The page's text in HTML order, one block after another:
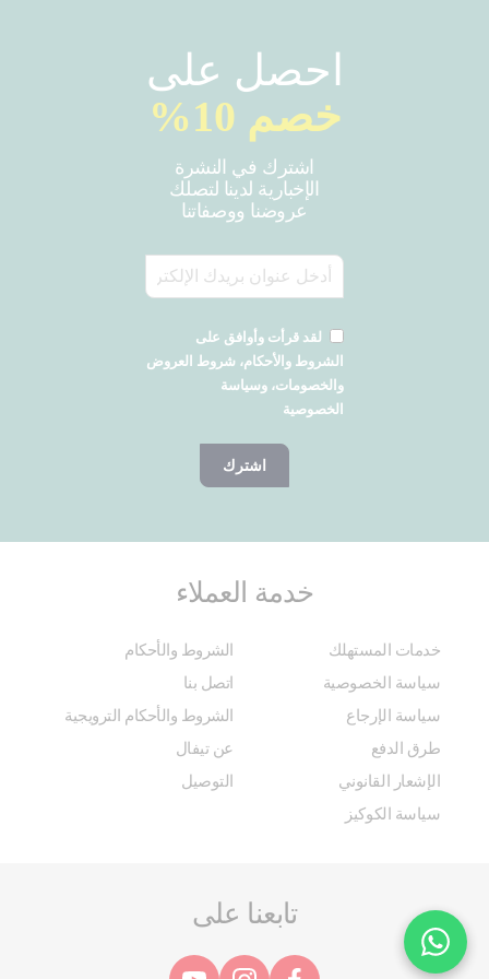
احصل على
خصم 10%
اشترك في النشرة
الإخبارية لدينا لتصلك
عروضنا ووصفاتنا
لقد قرأت وأوافق على
الشروط والأحكام، شروط العروض
والخصومات، وسياسة
الخصوصية
اشترك
خدمة العملاء
خدمات المستهلك
الشروط والأحكام
سياسة الخصوصية
اتصل بنا
سياسة الإرجاع
الشروط والأحكام الترويجية
طرق الدفع
عن تيفال
الإشعار القانوني
التوصيل
سياسة الكوكيز
تابعنا على